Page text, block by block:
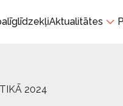
Aktualitātes
2024